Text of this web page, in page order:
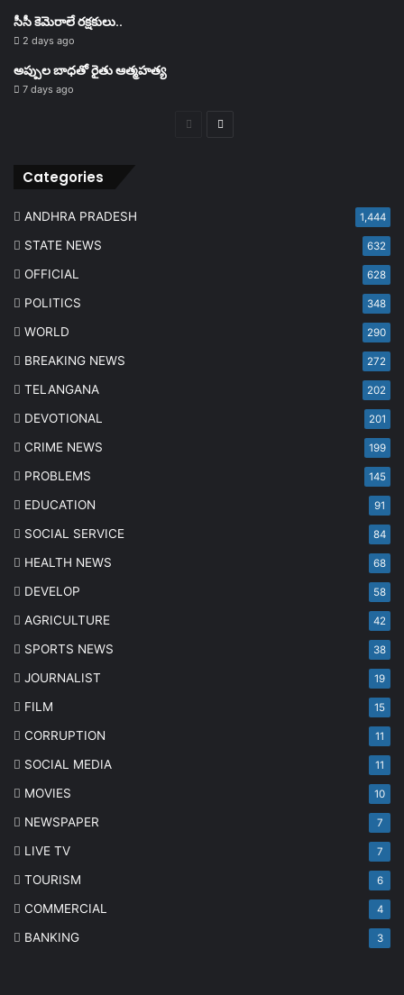
సీసీ కెమెరాలే రక్షకులు..
2 days ago
అప్పుల బాధతో రైతు ఆత్మహత్య
7 days ago
PreviousNext
Categories
ANDHRA PRADESH 1,444
STATE NEWS 632
OFFICIAL 628
POLITICS 348
WORLD 290
BREAKING NEWS 272
TELANGANA 202
DEVOTIONAL 201
CRIME NEWS 199
PROBLEMS 145
EDUCATION 91
SOCIAL SERVICE 84
HEALTH NEWS 68
DEVELOP 58
AGRICULTURE 42
SPORTS NEWS 38
JOURNALIST 19
FILM 15
CORRUPTION 11
SOCIAL MEDIA 11
MOVIES 10
NEWSPAPER 7
LIVE TV 7
TOURISM 6
COMMERCIAL 4
BANKING 3